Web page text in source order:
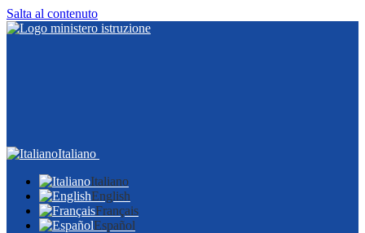
Salta al contenuto
Italiano
Italiano
English
Français
Español